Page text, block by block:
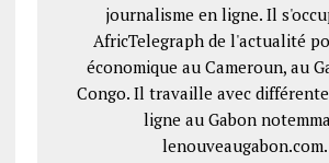
journalisme en ligne. Il
AfricTelegraph de l'actualité
économique au Cameroun, au
Congo. Il travaille avec
ligne au Gabon
lenouveaugabon.com.